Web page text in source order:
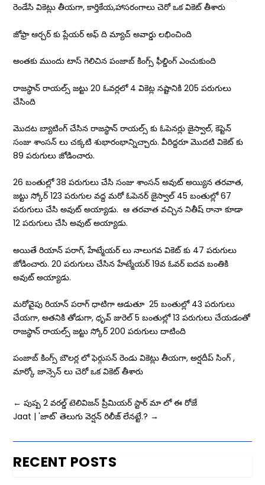
రెండేసి వికెట్లు తీయగా, కార్తికేయ,హాసరంగాలు చెరో ఒక వికెట్ తీశారు
జోఫ్రా ఆర్చర్ కు ప్లేయర్ అఫ్ ది మ్యాచ్ అవార్డు లభించింది
అంతకు ముందు టాస్ గెలిచిన పంజాబ్ కింగ్స్ ఫీల్డింగ్ ఎంచుకుంది
రాజస్థాన్ రాయల్స్ జట్టు 20 ఓవర్లలో 4 వికెట్ల నష్టానికి 205 పరుగులు
చేసింది
మొదట బ్యాటింగ్ చేసిన రాజస్థాన్ రాయల్స్ కు ఓపెనర్లు జైస్వాల్, కెప్టెన్
సంజు శాంసన్ లు చక్కటి శుభారంభాన్నిచ్చారు. వీరిద్దరూ మొదటి వికెట్ కు
89 పరుగులు జోడించారు.
26 బంతుల్లో 38 పరుగులు చేసి సంజు శాంసన్ అవుట్ అయ్యిన తరవాత,
జట్టు స్కోర్ 123 పరుగుల వద్ద మరో ఓపెనర్ జైస్వాల్ 45 బంతుల్లో 67
పరుగులు చేసి అవుట్ అయ్యాడు. ఆ తరవాత వచ్చిన నితీష్ రానా కూడా
12 పరుగులు చేసి అవుట్ అయ్యాడు.
అయితే రియాన్ పరాగ్, హేట్మేయర్ లు నాలుగవ వికెట్ కు 47 పరుగులు
జోడించారు. 20 పరుగులు చేసిన హేట్మేయర్ 19వ ఓవర్ ఐదవ బంతికి
అవుట్ అయ్యాడు.
మరోవైపు రియాన్ పరాగ్ ధాటిగా ఆడుతూ 25 బంతుల్లో 43 పరుగులు
చేయగా, అతనికి తోడుగా, ధృవ్ జురెల్ 5 బంతుల్లో 13 పరుగులు చేయడంతో
రాజస్థాన్ రాయల్స్ జట్టు స్కోర్ 200 పరుగులు దాటింది
పంజాబ్ కింగ్స్ బౌలర్ల లో ఫెర్గుసన్ రెండు వికెట్లు తీయగా, అర్షదీప్ సింగ్ ,
మార్కో జాన్సెన్ లు చెరో ఒక వికెట్ తీశారు
←పుష్ప 2 వరల్డ్ టెలివిజన్ ప్రీమియర్ స్టార్ మా లో ఈ రోజే
Jaat | 'జాట్‌' తెలుగు వెర్షన్ రిలీజ్ లేనట్టే.? →
RECENT POSTS